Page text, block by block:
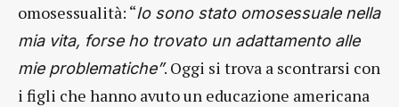
omosessualità: “Io sono stato omosessuale nella
mia vita, forse ho trovato un adattamento alle
mie problematiche”. Oggi si trova a scontrarsi con
i figli che hanno avuto un educazione americana